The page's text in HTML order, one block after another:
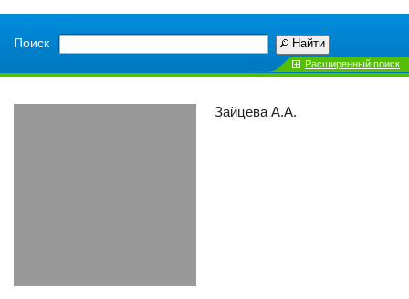
Поиск Найти
Расширенный поиск
Зайцева А.А.